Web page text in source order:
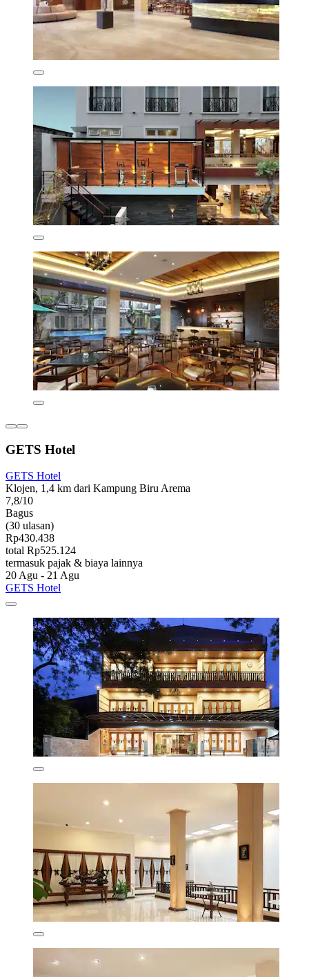
GETS Hotel
GETS Hotel
Klojen, 1,4 km dari Kampung Biru Arema
7,8/10
Bagus
(30 ulasan)
Rp430.438
total Rp525.124
termasuk pajak & biaya lainnya
20 Agu - 21 Agu
GETS Hotel